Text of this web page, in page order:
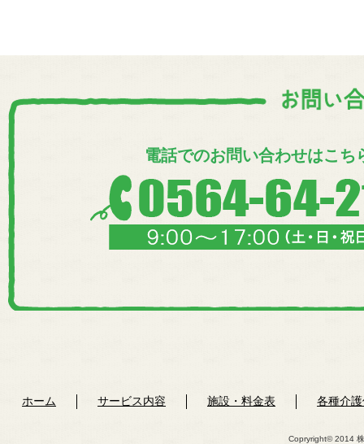
電話でのお問い合わせはこち
ホーム サービス内容 施設・料金表 各種介
Copryright© 2014